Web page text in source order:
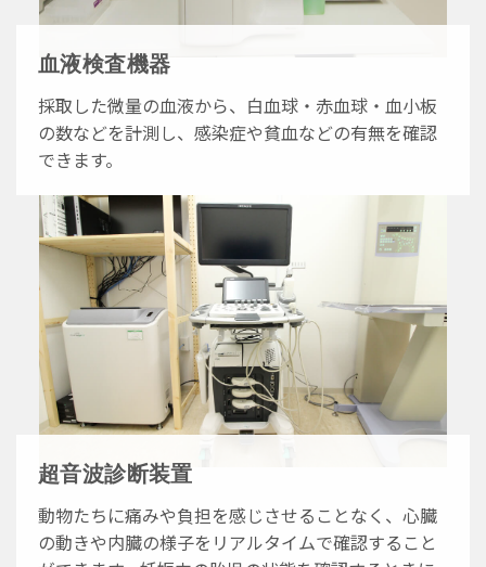
血液検査機器
採取した微量の血液から、白血球・赤血球・血小板
の数などを計測し、感染症や貧血などの有無を確認
できます。
超音波診断装置
動物たちに痛みや負担を感じさせることなく、心臓
の動きや内臓の様子をリアルタイムで確認すること